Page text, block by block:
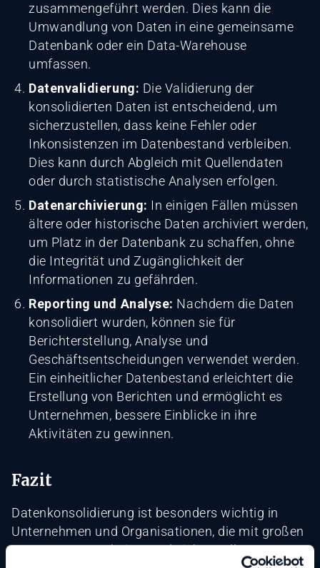
zusammengeführt werden. Dies kann die
Umwandlung von Daten in eine gemeinsame
Datenbank oder ein Data-Warehouse
umfassen.
Datenvalidierung: Die Validierung der
konsolidierten Daten ist entscheidend, um
sicherzustellen, dass keine Fehler oder
Inkonsistenzen im Datenbestand verbleiben.
Dies kann durch Abgleich mit Quellendaten
oder durch statistische Analysen erfolgen.
Datenarchivierung: In einigen Fällen müssen
ältere oder historische Daten archiviert werden,
um Platz in der Datenbank zu schaffen, ohne
die Integrität und Zugänglichkeit der
Informationen zu gefährden.
Reporting und Analyse: Nachdem die Daten
konsolidiert wurden, können sie für
Berichterstellung, Analyse und
Geschäftsentscheidungen verwendet werden.
Ein einheitlicher Datenbestand erleichtert die
Erstellung von Berichten und ermöglicht es
Unternehmen, bessere Einblicke in ihre
Aktivitäten zu gewinnen.
Fazit
Datenkonsolidierung ist besonders wichtig in
Unternehmen und Organisationen, die mit großen
Datenmengen arbeiten und sicherstellen müssen,